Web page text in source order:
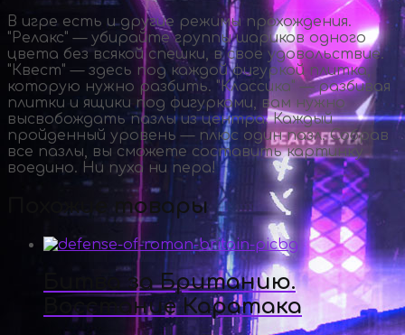
В игре есть и другие режимы прохождения.
"Релакс" — убирайте группы шариков одного
цвета без всякой спешки, в свое удовольствие.
"Квест" — здесь под каждой фигуркой плитка,
которую нужно разбить. "Классика" — разбивая
плитки и ящики под фигурками, вам нужно
высвобождать пазлы из центра. Каждый
пройденный уровень — плюс один пазл. Собрав
все пазлы, вы сможете составить картинку
воедино. Ни пуха ни пера!
Похожие товары
Битва за Британию.
Восстание Каратака